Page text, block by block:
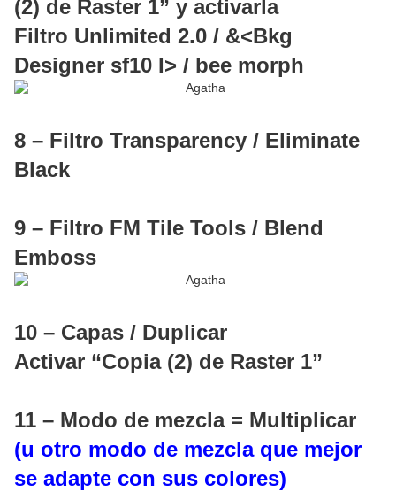
(2) de Raster 1” y activarla
Filtro Unlimited 2.0 / &<Bkg
Designer sf10 I> / bee morph
8 – Filtro Transparency / Eliminate
Black
9 – Filtro FM Tile Tools / Blend
Emboss
10 – Capas / Duplicar
Activar “Copia (2) de Raster 1”
11 – Modo de mezcla = Multiplicar
(u otro modo de mezcla que mejor
se adapte con sus colores)